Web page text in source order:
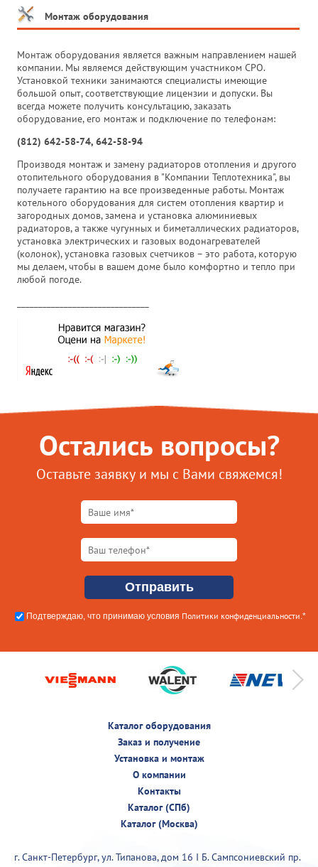
Монтаж оборудования
Монтаж оборудования является важным направлением нашей
компании. Мы являемся действующим участником СРО.
Установкой техники занимаются специалисты имеющие
большой опыт, соответствующие лицензии и допуски. Вы
всегда можете получить консультацию, заказать
оборудование, его монтаж и подключение по телефонам:
(812) 642-58-74, 642-58-94
Производя монтаж и замену радиаторов отопления и другого
отопительного оборудования в "Компании Теплотехника", вы
получаете гарантию на все произведенные работы. Монтаж
котельного оборудования для систем отопления квартир и
загородных домов, замена и установка алюминиевых
радиаторов, а также чугунных и биметаллических радиаторов,
установка электрических и газовых водонагревателей
(колонок), установка газовых счетчиков – это работа, которую
мы делаем, чтобы в вашем доме было комфортно и тепло при
любой погоде.
Остались вопросы?
Оставьте заявку и мы с Вами свяжемся!
Подтверждаю, что принимаю условия Политики конфиденциальности .*
Каталог оборудования
Заказ и получение
Установка и монтаж
О компании
Контакты
Каталог (СПб)
Каталог (Москва)
г. Санкт-Петербург, ул. Типанова, дом 16 I Б. Сампсониевский пр.